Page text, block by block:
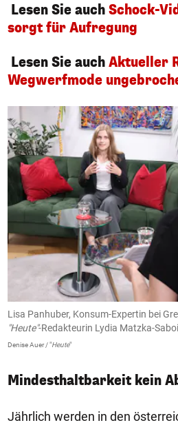
Lesen Sie auchSchock-
sorgt für Aufregung
Lesen Sie auchAktueller
Wegwerfmode
Lisa Panhuber, Konsum-Expertin bei
"Heute"-Redakteurin Lydia Matzka-
Denise Auer / "Heute"
Mindesthaltbarkeit kein
Jährlich werden in den